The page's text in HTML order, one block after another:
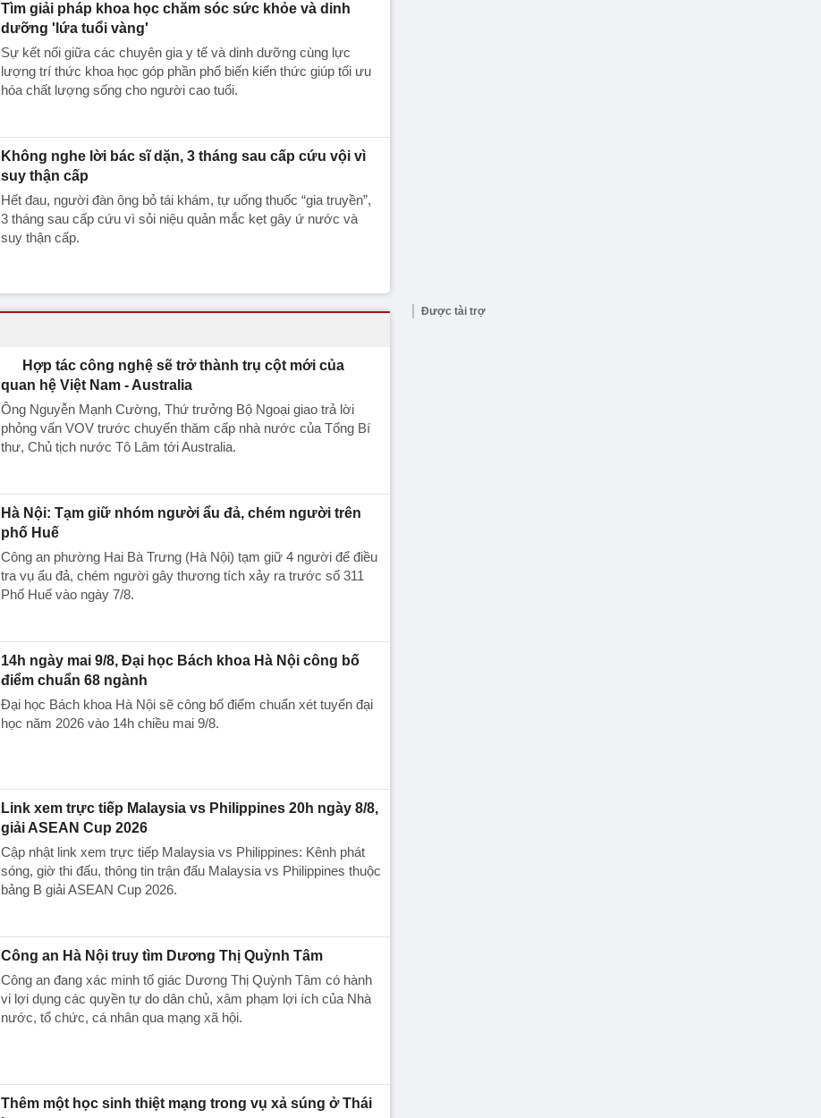
Tìm giải pháp khoa học chăm sóc sức khỏe và dinh
dưỡng 'lứa tuổi vàng'
Sự kết nối giữa các chuyên gia y tế và dinh dưỡng cùng lực
lượng trí thức khoa học góp phần phổ biến kiến thức giúp tối ưu
hóa chất lượng sống cho người cao tuổi.
Không nghe lời bác sĩ dặn, 3 tháng sau cấp cứu vội vì
suy thận cấp
Hết đau, người đàn ông bỏ tái khám, tự uống thuốc “gia truyền”,
3 tháng sau cấp cứu vì sỏi niệu quản mắc kẹt gây ứ nước và
suy thận cấp.
Hợp tác công nghệ sẽ trở thành trụ cột mới của
quan hệ Việt Nam - Australia
Ông Nguyễn Mạnh Cường, Thứ trưởng Bộ Ngoại giao trả lời
phỏng vấn VOV trước chuyến thăm cấp nhà nước của Tổng Bí
thư, Chủ tịch nước Tô Lâm tới Australia.
Hà Nội: Tạm giữ nhóm người ẩu đả, chém người trên
phố Huế
Công an phường Hai Bà Trưng (Hà Nội) tạm giữ 4 người để điều
tra vụ ẩu đả, chém người gây thương tích xảy ra trước số 311
Phố Huế vào ngày 7/8.
14h ngày mai 9/8, Đại học Bách khoa Hà Nội công bố
điểm chuẩn 68 ngành
Đại học Bách khoa Hà Nội sẽ công bố điểm chuẩn xét tuyển đại
học năm 2026 vào 14h chiều mai 9/8.
Link xem trực tiếp Malaysia vs Philippines 20h ngày 8/8,
giải ASEAN Cup 2026
Cập nhật link xem trực tiếp Malaysia vs Philippines: Kênh phát
sóng, giờ thi đấu, thông tin trận đấu Malaysia vs Philippines thuộc
bảng B giải ASEAN Cup 2026.
Công an Hà Nội truy tìm Dương Thị Quỳnh Tâm
Công an đang xác minh tố giác Dương Thị Quỳnh Tâm có hành
vi lợi dụng các quyền tự do dân chủ, xâm phạm lợi ích của Nhà
nước, tổ chức, cá nhân qua mạng xã hội.
Thêm một học sinh thiệt mạng trong vụ xả súng ở Thái
Được tài trợ